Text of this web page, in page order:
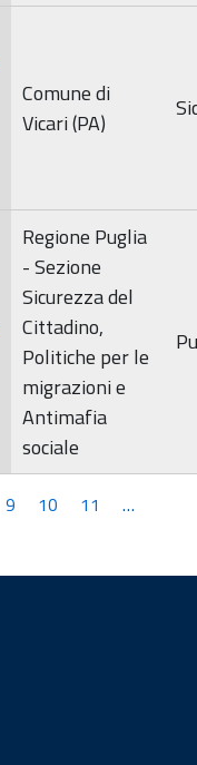
Comune di
Vicari (PA)
Regione Puglia
- Sezione
Sicurezza del
Cittadino,
Politiche per le
migrazioni e
Antimafia
sociale
9 10 11 …